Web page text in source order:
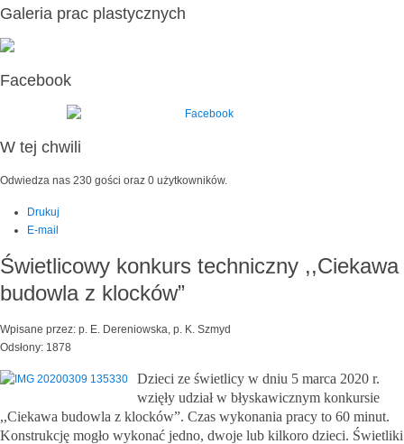
Galeria prac plastycznych
Facebook
W tej chwili
Odwiedza nas 230 gości oraz 0 użytkowników.
Drukuj
E-mail
Świetlicowy konkurs techniczny ,,Ciekawa
budowla z klocków”
Wpisane przez: p. E. Dereniowska, p. K. Szmyd
Odsłony: 1878
Dzieci ze świetlicy w dniu 5 marca 2020 r.
wzięły udział w błyskawicznym konkursie
,,Ciekawa budowla z klocków”. Czas wykonania pracy to 60 minut.
Konstrukcję mogło wykonać jedno, dwoje lub kilkoro dzieci. Świetliki